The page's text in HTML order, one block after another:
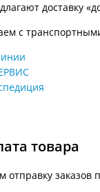
доставку
с
товара
заказов